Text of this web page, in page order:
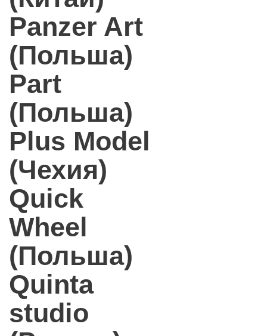
Panzer Art
(Польша)
Part
(Польша)
Plus Model
(Чехия)
Quick
Wheel
(Польша)
Quinta
studio